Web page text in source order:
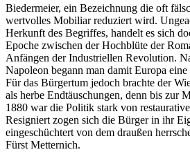
Biedermeier, ein Bezeichnung die oft
wertvolles Mobiliar reduziert wird.
Herkunft des Begriffes, handelt es sich
Epoche zwischen der Hochblüte der
Anfängen der Industriellen Revolution.
Napoleon begann man damit Europa
Für das Bürgertum jedoch brachte der
als herbe Endtäuschungen, denn bis zur
1880 war die Politik stark von
Resigniert zogen sich die Bürger in ihr
eingeschüchtert von dem draußen
Fürst Metternich.